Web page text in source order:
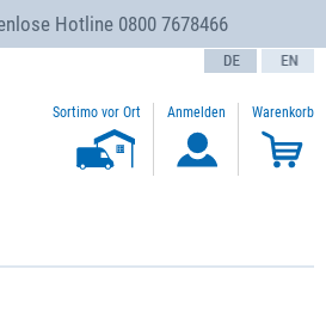
Hotline 0800 7678466
text.language
Sortimo vor Ort Anmelden Warenkorb